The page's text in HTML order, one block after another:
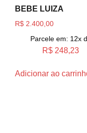
BEBE LUIZA
R$ 2.400,00
Parcele em: 12x
R$ 248,23
Adicionar ao